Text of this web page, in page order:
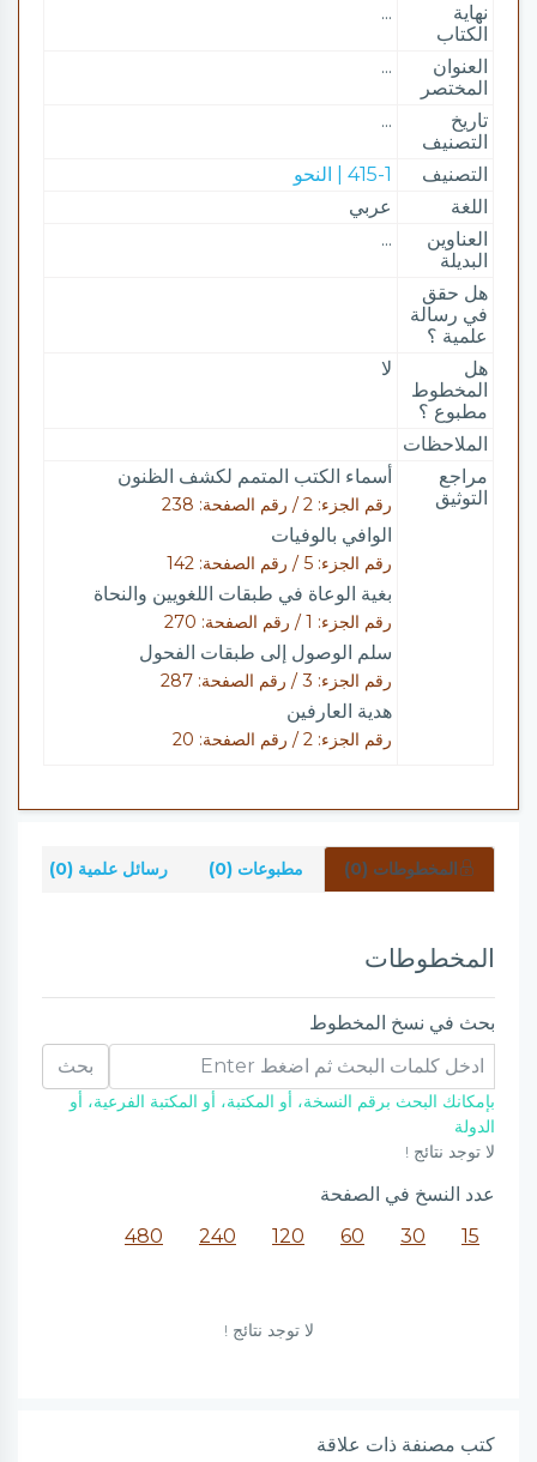
نهاية
الكتاب
...
العنوان
المختصر
...
تاريخ
التصنيف
...
التصنيف
415-1 | النحو
اللغة
عربي
العناوين
البديلة
...
هل حقق
في رسالة
علمية ؟
هل
المخطوط
مطبوع ؟
لا
الملاحظات
مراجع
التوثيق
أسماء الكتب المتمم لكشف الظنون
رقم الجزء: 2 / رقم الصفحة: 238
الوافي بالوفيات
رقم الجزء: 5 / رقم الصفحة: 142
بغية الوعاة في طبقات اللغويين والنحاة
رقم الجزء: 1 / رقم الصفحة: 270
سلم الوصول إلى طبقات الفحول
رقم الجزء: 3 / رقم الصفحة: 287
هدية العارفين
رقم الجزء: 2 / رقم الصفحة: 20
المخطوطات (0) مطبوعات (0) رسائل علمية (0)
المخطوطات
بحث في نسخ المخطوط
بحث
بإمكانك البحث برقم النسخة، أو المكتبة، أو المكتبة الفرعية، أو
الدولة
لا توجد نتائج !
عدد النسخ في الصفحة
15
30
60
120
240
480
لا توجد نتائج !
كتب مصنفة ذات علاقة